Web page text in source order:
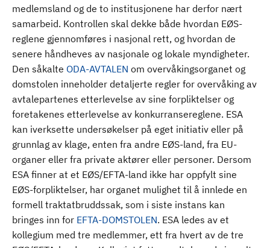
medlemsland og de to institusjonene har derfor nært
samarbeid. Kontrollen skal dekke både hvordan EØS-
reglene gjennomføres i nasjonal rett, og hvordan de
senere håndheves av nasjonale og lokale myndigheter.
Den såkalte ODA-AVTALEN om overvåkingsorganet og
domstolen inneholder detaljerte regler for overvåking av
avtalepartenes etterlevelse av sine forpliktelser og
foretakenes etterlevelse av konkurransereglene. ESA
kan iverksette undersøkelser på eget initiativ eller på
grunnlag av klage, enten fra andre EØS-land, fra EU-
organer eller fra private aktører eller personer. Dersom
ESA finner at et EØS/EFTA-land ikke har oppfylt sine
EØS-forpliktelser, har organet mulighet til å innlede en
formell traktatbruddssak, som i siste instans kan
bringes inn for EFTA-DOMSTOLEN. ESA ledes av et
kollegium med tre medlemmer, ett fra hvert av de tre